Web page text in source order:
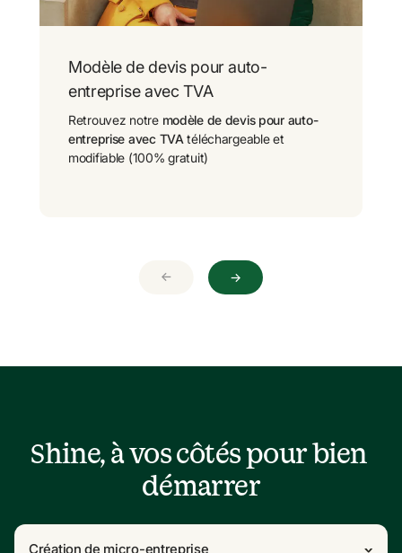
Modèle de devis pour auto-
entreprise avec TVA
Retrouvez notre modèle de devis pour auto-
entreprise avec TVA téléchargeable et
modifiable (100% gratuit)
→ →
Shine, à vos côtés pour bien
démarrer
Création de micro-entreprise